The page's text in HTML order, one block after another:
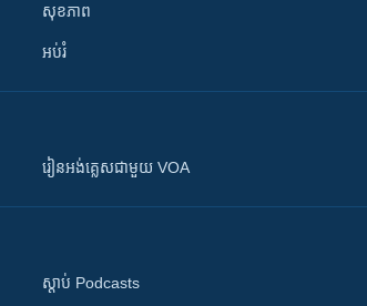
សុខភាព
អប់រំ
រៀន​​​​​​អង់គ្លេស​​ជាមួយ VOA
ស្តាប់ Podcasts